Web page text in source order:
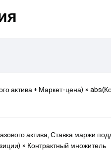
актива + Маркет-цена) ×
актива, Ставка маржи
× Контрактный множитель